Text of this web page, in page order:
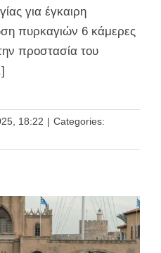
για έγκαιρη
πυρκαγιών 6 κάμερες
προστασία του
18:22 | Categories: